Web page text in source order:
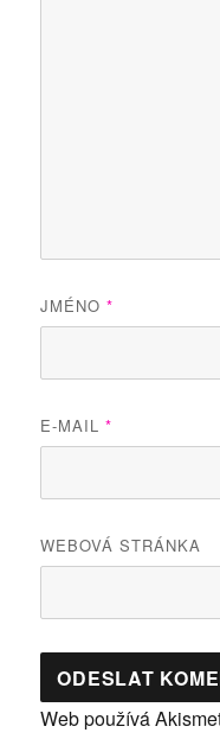
JMÉNO*
E-MAIL*
WEBOVÁ STRÁNKA
Web používá